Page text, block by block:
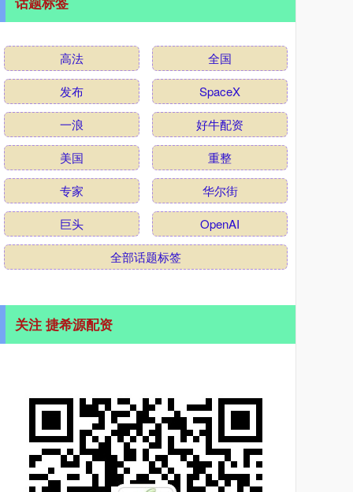
高法
全国
发布
SpaceX
一浪
好牛配资
美国
重整
专家
华尔街
巨头
OpenAI
全部话题标签
关注 捷希源配资